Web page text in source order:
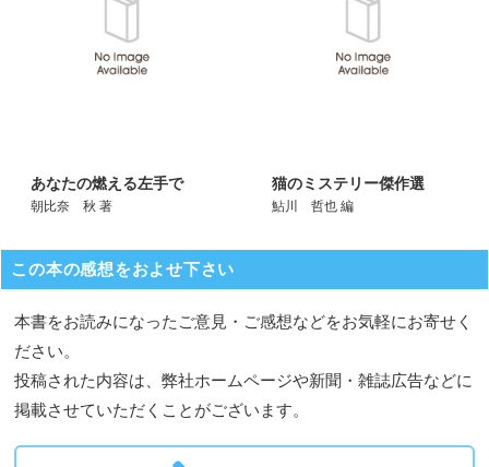
あなたの燃える左手で
朝比奈 秋 著
猫のミステリー傑作選
鮎川 哲也 編
この本の感想をおよせ下さい
本書をお読みになったご意見・ご感想などをお気軽にお寄せく
ださい。
投稿された内容は、弊社ホームページや新聞・雑誌広告などに
掲載させていただくことがございます。